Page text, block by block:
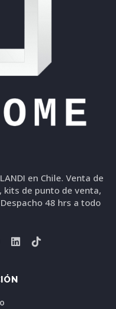
en Chile. Venta de
kits de punto de venta,
48 hrs a todo